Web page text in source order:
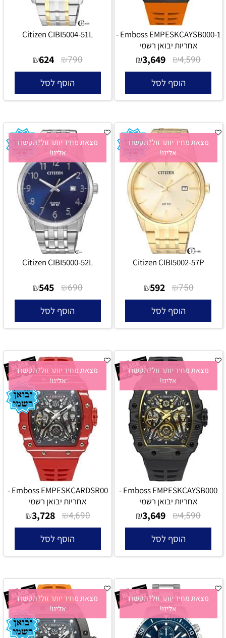
Emboss EMPESKCAYSB000-1 -
אחריות יבואן רשמי
₪4,590
₪3,649
הוסף לסל
Citizen CIBI5004-51L
₪790
₪624
הוסף לסל
מצאת מחיר יותר זול?תקשרו
אלינו!
Citizen CIBI5002-57P
₪750
₪592
הוסף לסל
מצאת מחיר יותר זול?תקשרו
אלינו!
Citizen CIBI5000-52L
₪690
₪545
הוסף לסל
מצאת מחיר יותר זול?תקשרו
אלינו!
Emboss EMPESKCAYSB000 -
אחריות יבואן רשמי
₪4,590
₪3,649
הוסף לסל
מצאת מחיר יותר זול?תקשרו
אלינו!
Emboss EMPESKCARDSR00 -
אחריות יבואן רשמי
₪4,690
₪3,728
הוסף לסל
מצאת מחיר יותר זול?תקשרו
אלינו!
מצאת מחיר יותר זול?תקשרו
אלינו!